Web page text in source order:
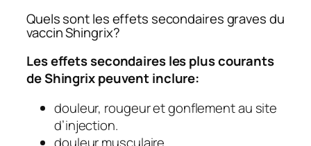
Quels sont les effets secondaires graves du
vaccin Shingrix?
Les effets secondaires les plus courants
de Shingrix peuvent inclure:
douleur, rougeur et gonflement au site
d’injection.